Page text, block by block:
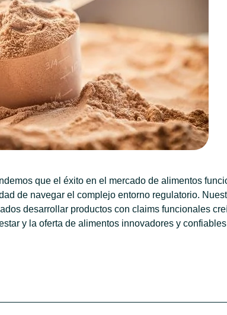
que el éxito en el mercado de alimentos
de navegar el complejo entorno regulatorio.
desarrollar productos con claims funcionales
y la oferta de alimentos innovadores y